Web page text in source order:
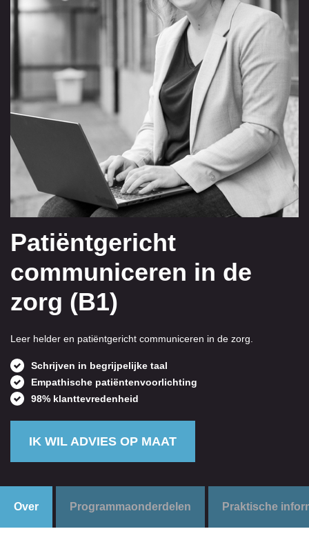
Patiëntgericht
communiceren in de
zorg (B1)
Leer helder en patiëntgericht communiceren in de zorg.
Schrijven in begrijpelijke taal
Empathische patiëntenvoorlichting
98% klanttevredenheid
IK WIL ADVIES OP MAAT
Over Programmaonderdelen Praktische